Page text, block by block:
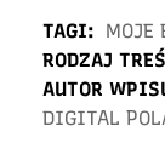
TAGI: MOJE
RODZAJ
AUTOR
DIGITAL